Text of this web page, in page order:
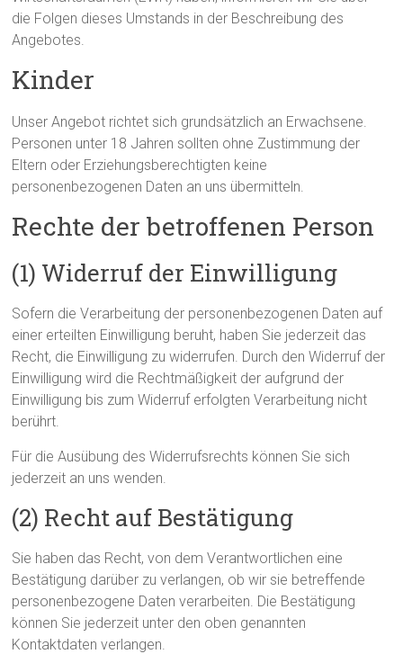
die Folgen dieses Umstands in der Beschreibung des
Angebotes.
Kinder
Unser Angebot richtet sich grundsätzlich an Erwachsene.
Personen unter 18 Jahren sollten ohne Zustimmung der
Eltern oder Erziehungsberechtigten keine
personenbezogenen Daten an uns übermitteln.
Rechte der betroffenen Person
(1) Widerruf der Einwilligung
Sofern die Verarbeitung der personenbezogenen Daten auf
einer erteilten Einwilligung beruht, haben Sie jederzeit das
Recht, die Einwilligung zu widerrufen. Durch den Widerruf der
Einwilligung wird die Rechtmäßigkeit der aufgrund der
Einwilligung bis zum Widerruf erfolgten Verarbeitung nicht
berührt.
Für die Ausübung des Widerrufsrechts können Sie sich
jederzeit an uns wenden.
(2) Recht auf Bestätigung
Sie haben das Recht, von dem Verantwortlichen eine
Bestätigung darüber zu verlangen, ob wir sie betreffende
personenbezogene Daten verarbeiten. Die Bestätigung
können Sie jederzeit unter den oben genannten
Kontaktdaten verlangen.